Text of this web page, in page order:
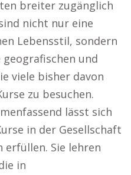
breiter zugänglich
nicht nur eine
Lebensstil, sondern
und
viele bisher davon
zu besuchen.
lässt sich
in der Gesellschaft
erfüllen. Sie lehren
in